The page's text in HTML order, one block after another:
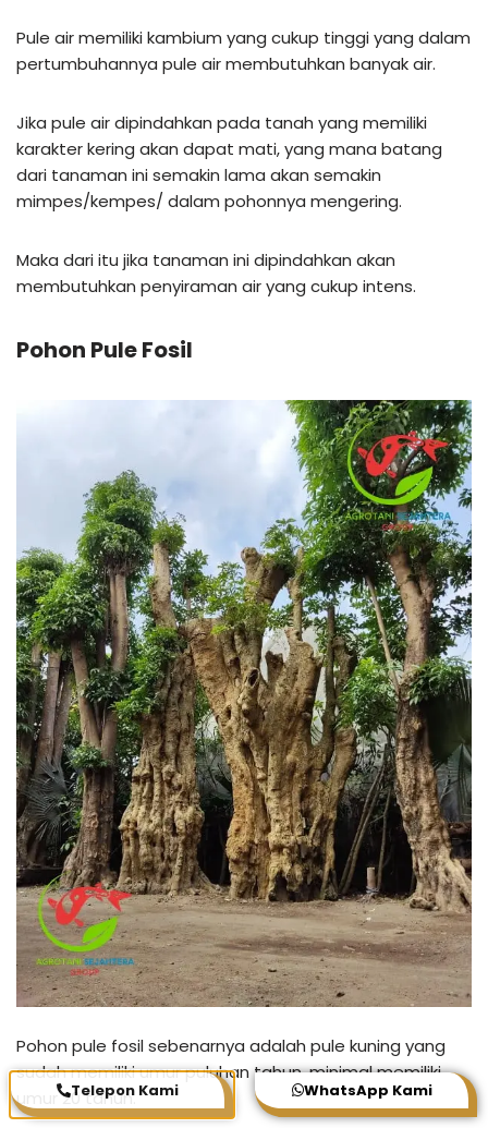
Pule air memiliki kambium yang cukup tinggi yang dalam
pertumbuhannya pule air membutuhkan banyak air.
Jika pule air dipindahkan pada tanah yang memiliki
karakter kering akan dapat mati, yang mana batang
dari tanaman ini semakin lama akan semakin
mimpes/kempes/ dalam pohonnya mengering.
Maka dari itu jika tanaman ini dipindahkan akan
membutuhkan penyiraman air yang cukup intens.
Pohon Pule Fosil
Pohon pule fosil sebenarnya adalah pule kuning yang
sudah memiliki umur puluhan tahun, minimal memiliki
umur 20 tahun.
Telepon Kami WhatsApp Kami